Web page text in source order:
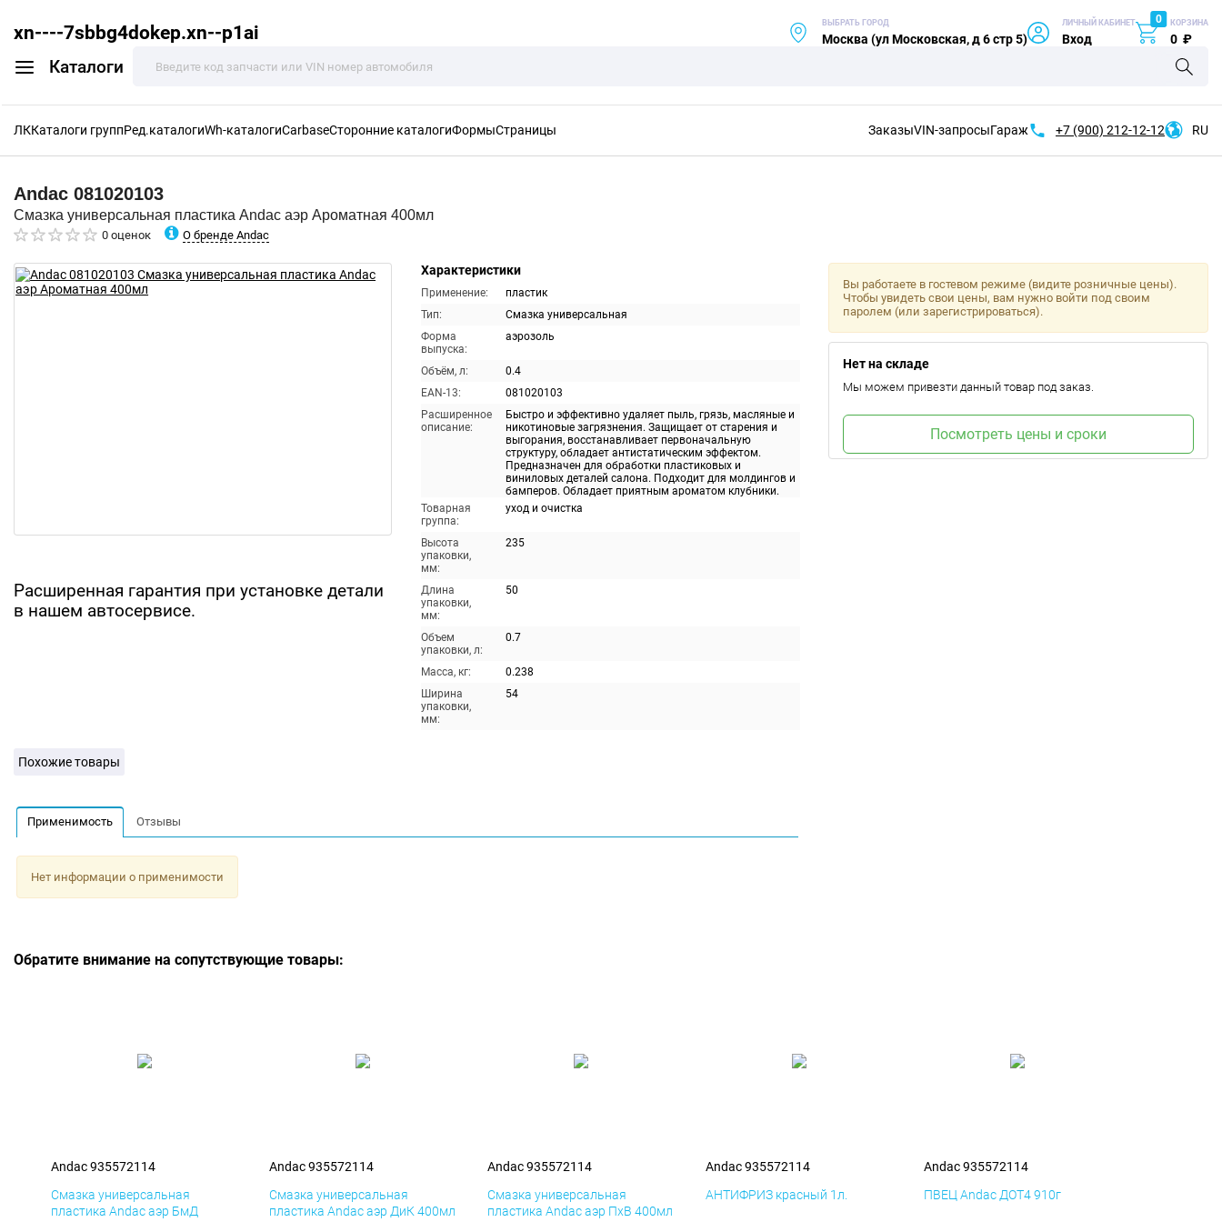
xn----7sbbg4dokep.xn--p1ai
Каталоги
ВЫБРАТЬ ГОРОД
Москва (ул Московская, д 6 стр 5)
ЛИЧНЫЙ КАБИНЕТ
Вход
0 КОРЗИНА
0 ₽
ЛККаталоги группРед.каталогиWh-каталогиCarbaseСторонние каталогиФормыСтраницы ЗаказыVIN-запросыГараж +7 (900) 212-12-12 RU
Andac 081020103
Смазка универсальная пластика Andac аэр Ароматная 400мл
0 оценок О бренде Andac
Расширенная гарантия при установке детали
в нашем автосервисе.
Характеристики
Применение:
пластик
Тип:
Смазка универсальная
Форма
выпуска:
аэрозоль
Объём, л:
0.4
EAN-13:
081020103
Расширенное
описание:
Быстро и эффективно удаляет пыль, грязь, масляные и
никотиновые загрязнения. Защищает от старения и
выгорания, восстанавливает первоначальную
структуру, обладает антистатическим эффектом.
Предназначен для обработки пластиковых и
виниловых деталей салона. Подходит для молдингов и
бамперов. Обладает приятным ароматом клубники.
Товарная
группа:
уход и очистка
Высота
упаковки,
мм:
235
Длина
упаковки,
мм:
50
Объем
упаковки, л:
0.7
Масса, кг:
0.238
Ширина
упаковки,
мм:
54
Вы работаете в гостевом режиме (видите розничные цены).
Чтобы увидеть свои цены, вам нужно войти под своим
паролем (или зарегистрироваться).
Нет на складе
Мы можем привезти данный товар под заказ.
Посмотреть цены и сроки
Похожие товары
Применимость Отзывы
Нет информации о применимости
Обратите внимание на сопутствующие товары:
Andac 935572114
Смазка универсальная
пластика Andac аэр БмД
Andac 935572114
Смазка универсальная
пластика Andac аэр ДиК 400мл
Andac 935572114
Смазка универсальная
пластика Andac аэр ПхВ 400мл
Andac 935572114
АНТИФРИЗ красный 1л.
Andac 935572114
ПВЕЦ Andac ДОТ4 910г